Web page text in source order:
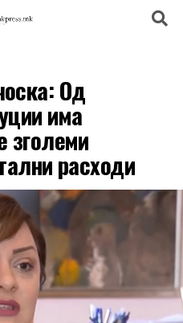
Од
има
зголеми
расходи